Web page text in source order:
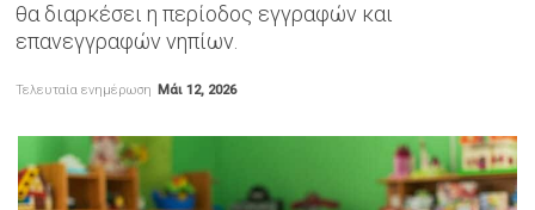
θα διαρκέσει η περίοδος εγγραφών και
επανεγγραφών νηπίων.
Τελευταία ενημέρωση Μάι 12, 2026